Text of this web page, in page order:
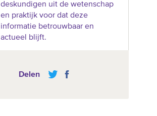
deskundigen uit de wetenschap
en praktijk voor dat deze
informatie betrouwbaar en
actueel blijft.
Delen